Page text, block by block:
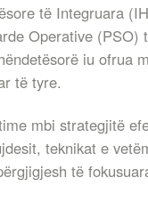
të Integruara
Operative
iu ofrua
të tyre.
mbi strategjitë
teknikat e
të